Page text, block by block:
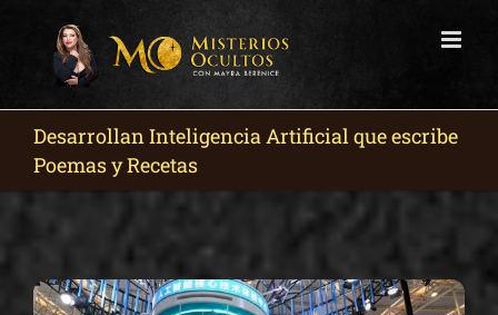
Desarrollan Inteligencia Artificial que escribe
Poemas y Recetas